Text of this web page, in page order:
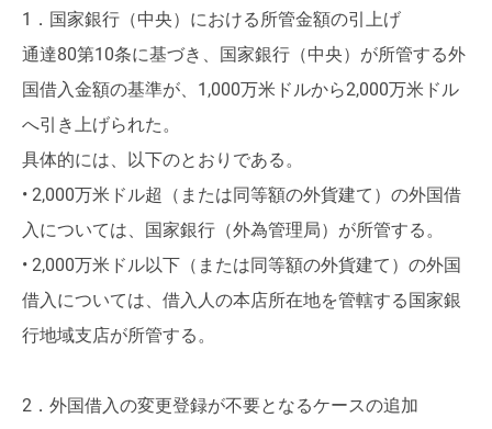
1．国家銀行（中央）における所管金額の引上げ
通達80第10条に基づき、国家銀行（中央）が所管する外
国借入金額の基準が、1,000万米ドルから2,000万米ドル
へ引き上げられた。
具体的には、以下のとおりである。
• 2,000万米ドル超（または同等額の外貨建て）の外国借
入については、国家銀行（外為管理局）が所管する。
• 2,000万米ドル以下（または同等額の外貨建て）の外国
借入については、借入人の本店所在地を管轄する国家銀
行地域支店が所管する。
2．外国借入の変更登録が不要となるケースの追加